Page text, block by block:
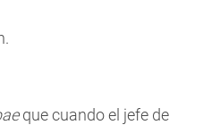
que cuando el jefe de